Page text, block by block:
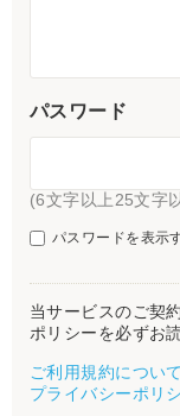
パスワード
(6文字以上25文字
パスワードを表示
当サービスのご契
ポリシーを必ずお
ご利用規約につい
プライバシーポリ